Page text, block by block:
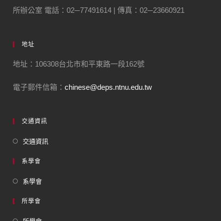
所辦公室 電話：02─77491614 | 傳真：02─23660921
地址
地址：106308台北市和平東路一段162號
電子郵件信箱：chinese@deps.ntnu.edu.tw
交通資訊
交通資訊
系學會
系學會
所學會